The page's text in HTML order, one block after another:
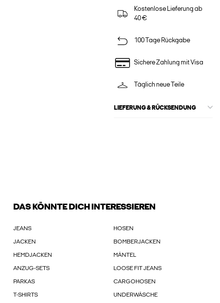
Kostenlose Lieferung ab
40 €
100 Tage Rückgabe
Sichere Zahlung mit Visa
Täglich neue Teile
LIEFERUNG & RÜCKSENDUNG
DAS KÖNNTE DICH INTERESSIEREN
JEANS HOSEN
JACKEN BOMBERJACKEN
HEMDJACKEN MÄNTEL
ANZUG-SETS LOOSE FIT JEANS
PARKAS CARGOHOSEN
T-SHIRTS UNDERWÄSCHE